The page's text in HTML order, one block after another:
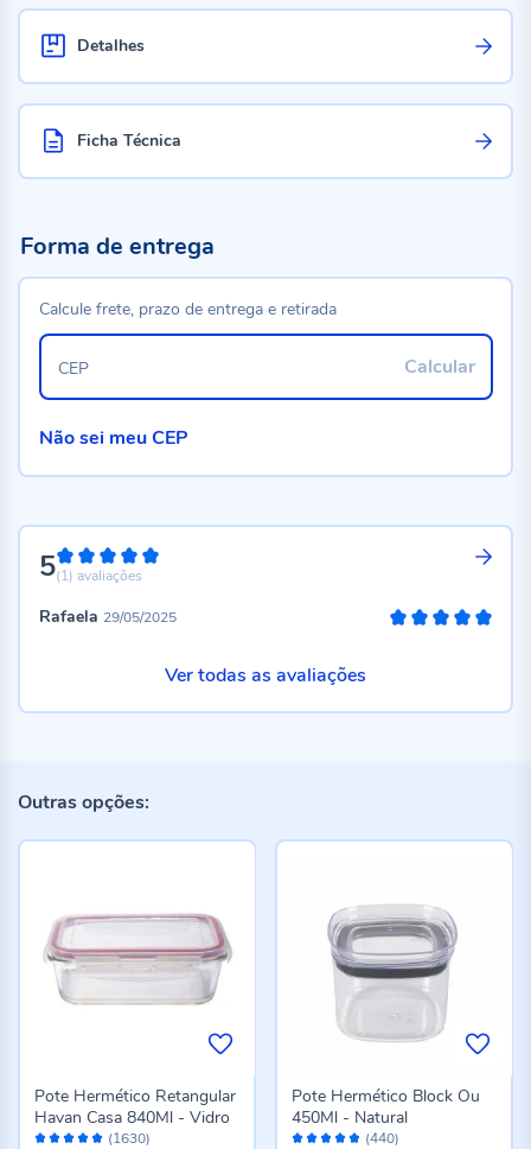
Detalhes
Ficha Técnica
5100%
(1) avaliações
Rafaela 29/05/2025
Ver todas as avaliações
Forma de entrega
Calcule frete, prazo de entrega e retirada
Calcular
CEP
Não sei meu CEP
Outras opções:
Avaliação: (1630)
Pote Hermético Retangular
Havan Casa 840Ml - Vidro
Avaliação: (440)
Pote Hermético Block Ou
450Ml - Natural